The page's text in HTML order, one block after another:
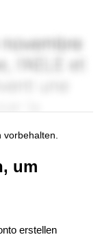
um
erstellen